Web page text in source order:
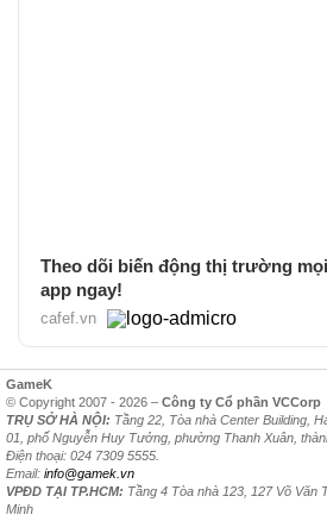
Theo dõi biến động thị trường
app ngay!
cafef.vn
GameK
© Copyright 2007 - 2026 – Công ty Cổ phần VCCorp
TRỤ SỞ HÀ NỘI: Tầng 22, Tòa nhà Center Building,
01, phố Nguyễn Huy Tưởng, phường Thanh Xuân,
Điện thoại: 024 7309 5555.
Email: info@gamek.vn
VPĐD TẠI TP.HCM: Tầng 4 Tòa nhà 123, 127 Võ Văn
Minh